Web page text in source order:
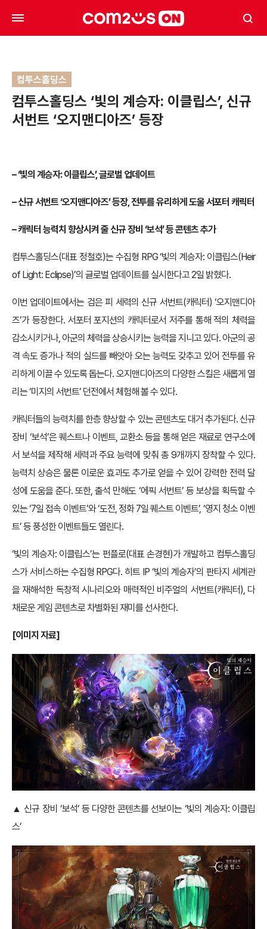
컴투스홀딩스
컴투스홀딩스 ‘빛의 계승자: 이클립스’, 신규
서번트 ‘오지맨디아즈’ 등장
–‘빛의 계승자: 이클립스’, 글로벌 업데이트
–신규 서번트 ‘오지맨디아즈’ 등장, 전투를 유리하게 도울 서포터 캐릭터
–캐릭터 능력치 향상시켜 줄 신규 장비 ‘보석’ 등 콘텐츠 추가
컴투스홀딩스(대표 정철호)는 수집형 RPG ‘빛의 계승자: 이클립스(Heir
of Light: Eclipse)’의 글로벌 업데이트를 실시한다고 2일 밝혔다.
이번 업데이트에서는 검은 피 세력의 신규 서번트(캐릭터) ‘오지맨디아
즈’가 등장한다. 서포터 포지션의 캐릭터로서 저주를 통해 적의 체력을
감소시키거나, 아군의 체력을 상승시키는 능력을 지니고 있다. 아군의 공
격 속도 증가나 적의 실드를 빼앗아 오는 능력도 갖추고 있어 전투를 유
리하게 이끌 수 있도록 돕는다. 오지맨디아즈의 다양한 스킬은 새롭게 열
리는 ‘미지의 서번트’ 던전에서 체험해 볼 수 있다.
캐릭터들의 능력치를 한층 향상할 수 있는 콘텐츠도 대거 추가된다. 신규
장비 ‘보석’은 퀘스트나 이벤트, 교환소 등을 통해 얻은 재료로 연구소에
서 보석을 제작해 세력과 주요 능력에 맞춰 총 9개까지 장착할 수 있다.
능력치 상승은 물론 이로운 효과도 추가로 얻을 수 있어 강력한 전력 달
성에 도움을 준다. 또한, 출석 만해도 ‘에픽 서번트’ 등 보상을 획득할 수
있는 ‘7일 접속 이벤트’와 ‘도전, 정화 7일 퀘스트 이벤트’, ‘영지 청소 이벤
트’ 등 풍성한 이벤트들도 열린다.
‘빛의 계승자: 이클립스’는 펀플로(대표 손경현)가 개발하고 컴투스홀딩
스가 서비스하는 수집형 RPG다. 히트 IP ‘빛의 계승자’의 판타지 세계관
을 재해석한 독창적 시나리오와 매력적인 비주얼의 서번트(캐릭터), 다
채로운 게임 콘텐츠로 차별화된 재미를 선사한다.
[이미지 자료]
▲ 신규 장비 ‘보석’ 등 다양한 콘텐츠를 선보이는 ‘빛의 계승자: 이클립
스’